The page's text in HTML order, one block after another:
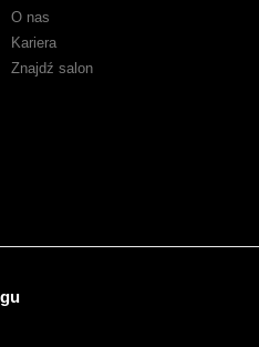
O nas
Kariera
Znajdź salon